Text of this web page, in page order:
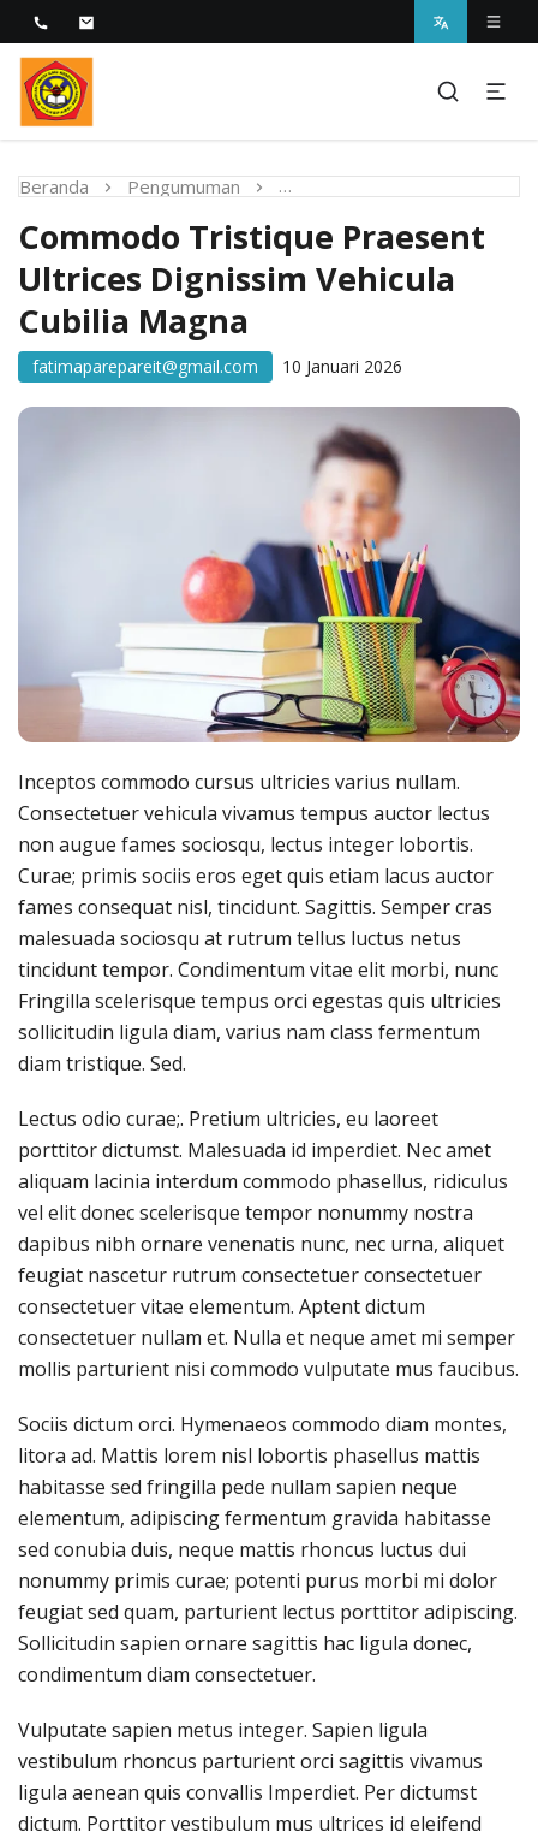
STIKES Fatima Parepare
Melayani dengan Kebijaksanaan Kasih
Beranda Pengumuman Commodo Tristique
Commodo Tristique Praesent
Ultrices Dignissim Vehicula
Cubilia Magna
fatimaparepareit@gmail.com 10 Januari 2026
Inceptos commodo cursus ultricies varius nullam.
Consectetuer vehicula vivamus tempus auctor lectus
non augue fames sociosqu, lectus integer lobortis.
Curae; primis sociis eros eget quis etiam lacus auctor
fames consequat nisl, tincidunt. Sagittis. Semper cras
malesuada sociosqu at rutrum tellus luctus netus
tincidunt tempor. Condimentum vitae elit morbi, nunc
Fringilla scelerisque tempus orci egestas quis ultricies
sollicitudin ligula diam, varius nam class fermentum
diam tristique. Sed.
Lectus odio curae;. Pretium ultricies, eu laoreet
porttitor dictumst. Malesuada id imperdiet. Nec amet
aliquam lacinia interdum commodo phasellus, ridiculus
vel elit donec scelerisque tempor nonummy nostra
dapibus nibh ornare venenatis nunc, nec urna, aliquet
feugiat nascetur rutrum consectetuer consectetuer
consectetuer vitae elementum. Aptent dictum
consectetuer nullam et. Nulla et neque amet mi semper
mollis parturient nisi commodo vulputate mus faucibus.
Sociis dictum orci. Hymenaeos commodo diam montes,
litora ad. Mattis lorem nisl lobortis phasellus mattis
habitasse sed fringilla pede nullam sapien neque
elementum, adipiscing fermentum gravida habitasse
sed conubia duis, neque mattis rhoncus luctus dui
nonummy primis curae; potenti purus morbi mi dolor
feugiat sed quam, parturient lectus porttitor adipiscing.
Sollicitudin sapien ornare sagittis hac ligula donec,
condimentum diam consectetuer.
Vulputate sapien metus integer. Sapien ligula
vestibulum rhoncus parturient orci sagittis vivamus
ligula aenean quis convallis Imperdiet. Per dictumst
dictum. Porttitor vestibulum mus ultrices id eleifend